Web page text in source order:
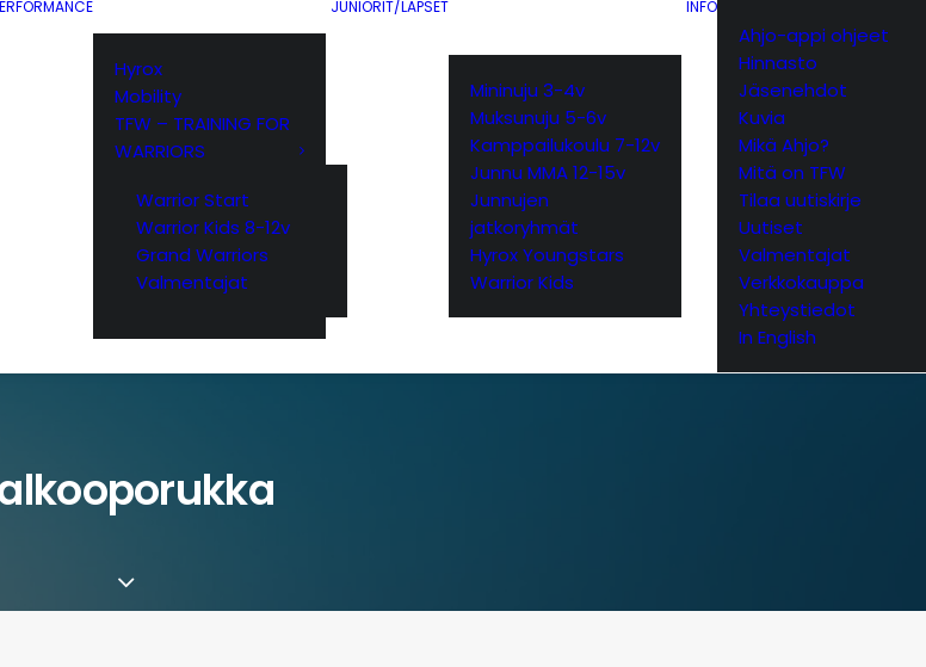
Hyrox
Mobility
TFW – TRAINING FOR
WARRIORS
Warrior Start
Warrior Kids 8-12v
Grand Warriors
Valmentajat
JUNIORIT/LAPSET
Mininuju 3-4v
Muksunuju 5-6v
Kamppailukoulu 7-12v
Junnu MMA 12-15v
Junnujen
jatkoryhmät
Hyrox Youngstars
Warrior Kids
INFO
Ahjo-appi ohjeet
Hinnasto
Jäsenehdot
Kuvia
Mikä Ahjo?
Mitä on TFW
Tilaa uutiskirje
Uutiset
Valmentajat
Verkkokauppa
Yhteystiedot
In English